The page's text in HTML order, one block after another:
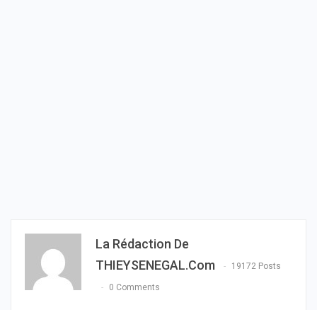
La Rédaction De
THIEYSENEGAL.com
19172 Posts
0 Comments